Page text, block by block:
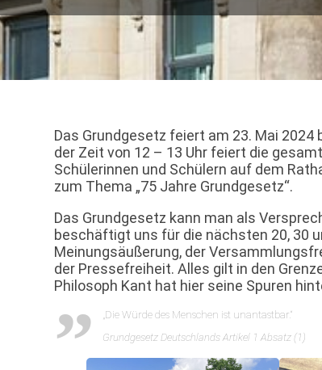
Das Grundgesetz feiert am 23. Mai
der Zeit von 12 – 13 Uhr feiert die
Schülerinnen und Schülern auf dem
zum Thema „75 Jahre Grundgesetz“.
Das Grundgesetz kann man als
beschäftigt uns für die nächsten 20, 30
Meinungsäußerung, der
der Pressefreiheit. Alles gilt in den
Philosoph Kant hat hier seine Spuren
„Die Würde des Menschen ist unantastbar.“
Grundgesetz Deutschlands Artikel 1 Absatz (1)